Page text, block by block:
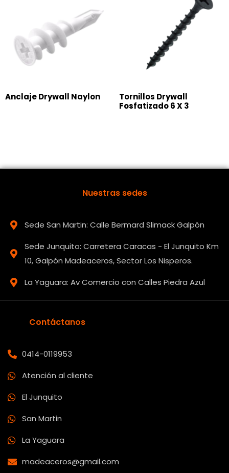
Anclaje Drywall Naylon
Tornillos Drywall
Fosfatizado 6 X 3
Contáctanos
0414-0119953
Atención al cliente
El Junquito
San Martin
La Yaguara
madeaceros@gmail.com
Nuestras sedes
Sede San Martin: Calle Bermard Slimack Galpón
Sede Junquito: Carretera Caracas - El Junquito Km
10, Galpón Madeaceros, Sector Los Nisperos.
La Yaguara: Av Comercio con Calles Piedra Azul